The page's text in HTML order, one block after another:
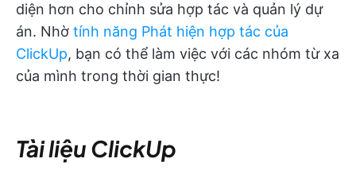
diện hơn cho chỉnh sửa hợp tác và quản lý dự
án. Nhờ tính năng Phát hiện hợp tác của
ClickUp, bạn có thể làm việc với các nhóm từ xa
của mình trong thời gian thực!
Tài liệu ClickUp